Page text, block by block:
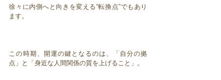
徐々に内側へと向きを変える“転換点”でもあり
ます。
この時期、開運の鍵となるのは、「自分の拠
点」と「身近な人間関係の質を上げること」。